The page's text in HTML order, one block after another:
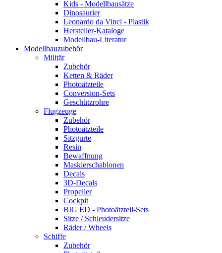
Kids - Modellbausätze
Dinosaurier
Leonardo da Vinci - Plastik
Hersteller-Kataloge
Modellbau-Literatur
Modellbauzubehör
Militär
Zubehör
Ketten & Räder
Photoätzteile
Conversion-Sets
Geschützrohre
Flugzeuge
Zubehör
Photoätzteile
Sitzgurte
Resin
Bewaffnung
Maskierschablonen
Decals
3D-Decals
Propeller
Cockpit
BIG ED - Photoätzteil-Sets
Sitze / Schleudersitze
Räder / Wheels
Schiffe
Zubehör